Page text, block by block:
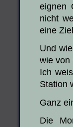
eignen
nicht
eine
Und
wie von
Ich
Station
Ganz
Die